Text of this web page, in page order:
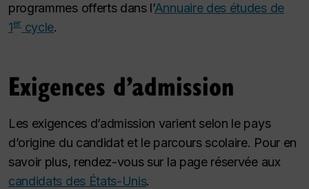
programmes offerts dans l’Annuaire des études de
1er cycle.
Exigences d’admission
Les exigences d’admission varient selon le pays
d’origine du candidat et le parcours scolaire. Pour en
savoir plus, rendez-vous sur la page réservée aux
candidats des États-Unis.